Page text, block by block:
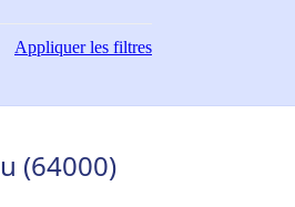
Appliquerles filtres
(64000)